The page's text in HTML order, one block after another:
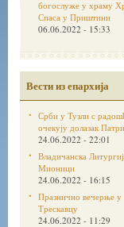
богослуже у храму
Спаса у Приштини
06.06.2022 - 15:33
Вести из епархија
Срби у Тузли с
очекују долазак
24.06.2022 - 22:01
Владичанска
Мионици
24.06.2022 - 16:15
Празнично вечерње у
Трескавцу
24.06.2022 - 11:29